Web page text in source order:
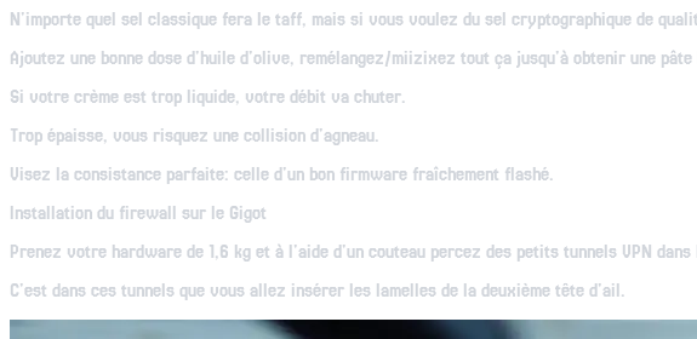
N'importe quel sel classique fera le taff, mais si vous voulez du sel cryptographique de
Ajoutez une bonne dose d'huile d'olive, remélangez/miizixez tout ça jusqu'à obtenir une pâte
Si votre crème est trop liquide, votre débit va chuter.
Trop épaisse, vous risquez une collision d'agneau.
Visez la consistance parfaite: celle d'un bon firmware fraîchement flashé.
Installation du firewall sur le Gigot
Prenez votre hardware de 1,6 kg et à l'aide d'un couteau percez des petits tunnels VPN dans
C'est dans ces tunnels que vous allez insérer les lamelles de la deuxième tête d'ail.